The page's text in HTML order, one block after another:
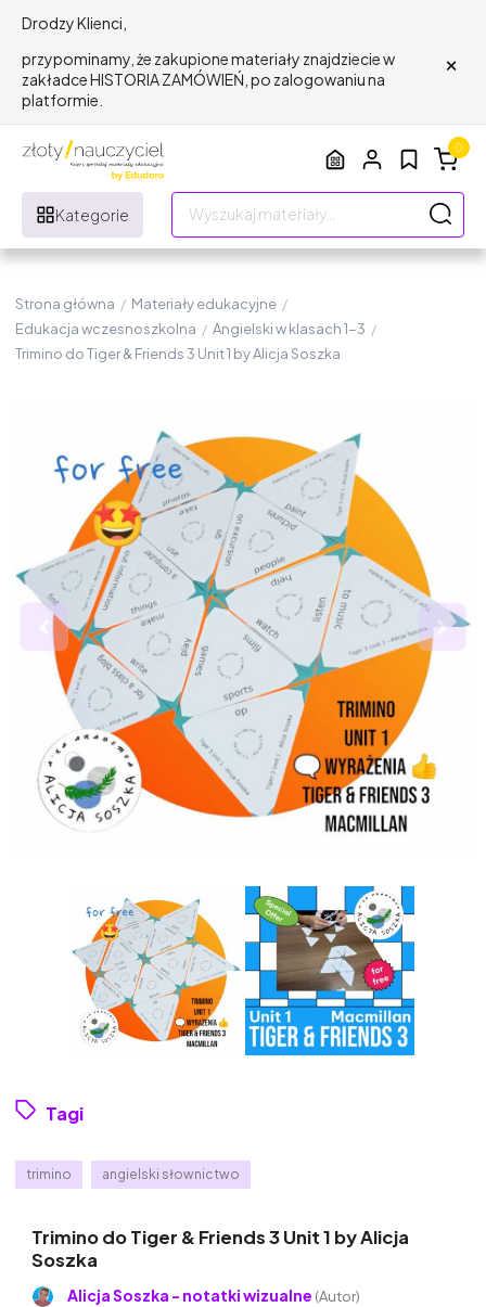
Drodzy Klienci,
przypominamy, że zakupione materiały znajdziecie w
zakładce HISTORIA ZAMÓWIEŃ, po zalogowaniu na
platformie.
×
Kategorie
0
Strona główna / Materiały edukacyjne /
Edukacja wczesnoszkolna / Angielski w klasach 1-3 /
Trimino do Tiger & Friends 3 Unit 1 by Alicja Soszka
Tagi
trimino angielski słownictwo
Trimino do Tiger & Friends 3 Unit 1 by Alicja
Soszka
Alicja Soszka - notatki wizualne (Autor)